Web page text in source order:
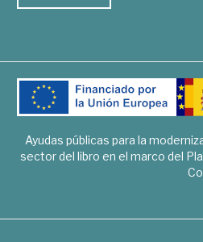
Ayudas públicas para la
sector del libro en el marco del